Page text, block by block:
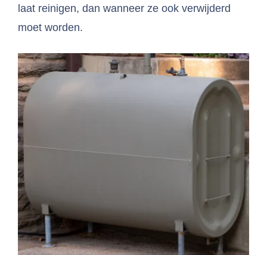
laat reinigen, dan wanneer ze ook verwijderd
moet worden.